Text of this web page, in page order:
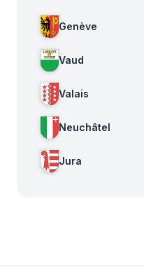
Genève
Vaud
Valais
Neuchâtel
Jura